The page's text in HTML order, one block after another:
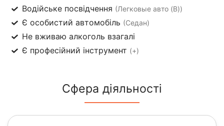
Водійське посвідчення (Легковые авто (B))
Є особистий автомобіль (Седан)
Не вживаю алкоголь взагалі
Є професійний інструмент (+)
Сфера діяльності